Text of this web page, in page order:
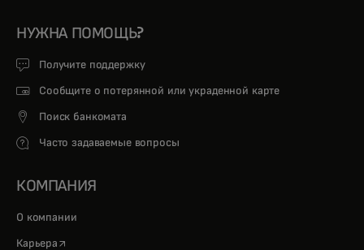
НУЖНА ПОМОЩЬ?
Получите поддержку
Сообщите о потерянной или украденной карте
Поиск банкомата
Часто задаваемые вопросы
КОМПАНИЯ
О компании
Карьера opens in a new tab